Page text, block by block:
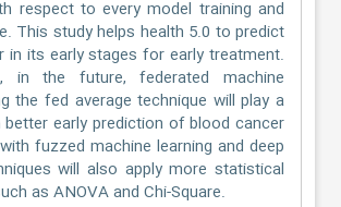
respect to every model training and
This study helps health 5.0 to predict
in its early stages for early treatment.
in the future, federated machine
the fed average technique will play a
early prediction of blood cancer
fuzzed machine learning and deep
will also apply more statistical
as ANOVA and Chi-Square.